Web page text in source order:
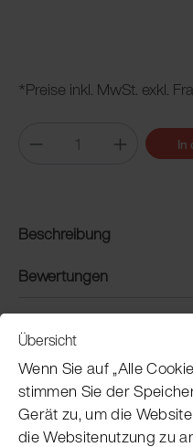
*Preise inkl. MwSt. exkl.
In
Beschreibung
Bewertungen
Pacojet Newsletter
Übersicht
Wenn Sie auf „Alle
stimmen Sie der
Gerät zu, um die
die Websitenutzung zu